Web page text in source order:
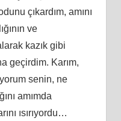
çıkardım, amını
ve
kazık gibi
geçirdim. Karım,
senin, ne
amımda
ısırıyordu…